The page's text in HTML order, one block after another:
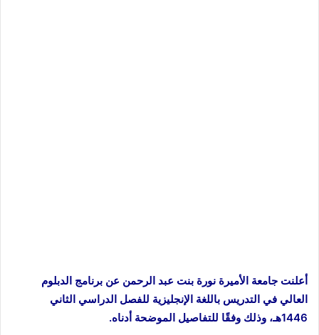
أعلنت جامعة الأميرة نورة بنت عبد الرحمن عن برنامج الدبلوم
العالي في التدريس باللغة الإنجليزية للفصل الدراسي الثاني
1446هـ، وذلك وفقًا للتفاصيل الموضحة أدناه.